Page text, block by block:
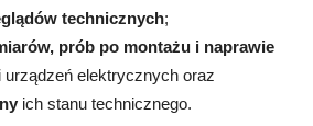
technicznych;
prób po montażu i naprawie
urządzeń elektrycznych oraz
ich stanu technicznego.